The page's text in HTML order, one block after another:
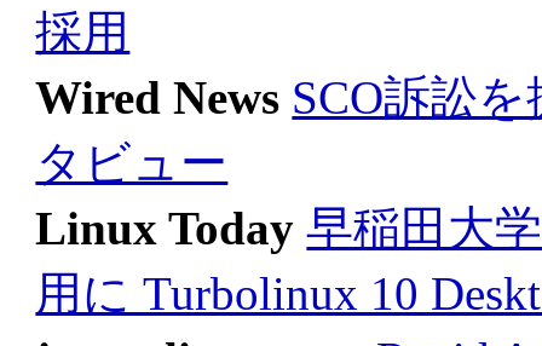
採用
Wired News SCO訴訟
タビュー
Linux Today 早稲田大
用に Turbolinux 10